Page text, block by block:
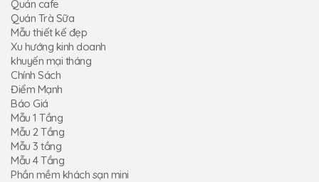
Quán cafe
Quán Trà Sữa
Mẫu thiết kế đẹp
Xu hướng kinh doanh
khuyến mại tháng
Chính Sách
Điểm Mạnh
Báo Giá
Mẫu 1 Tầng
Mẫu 2 Tầng
Mẫu 3 tầng
Mẫu 4 Tầng
Phần mềm khách sạn mini